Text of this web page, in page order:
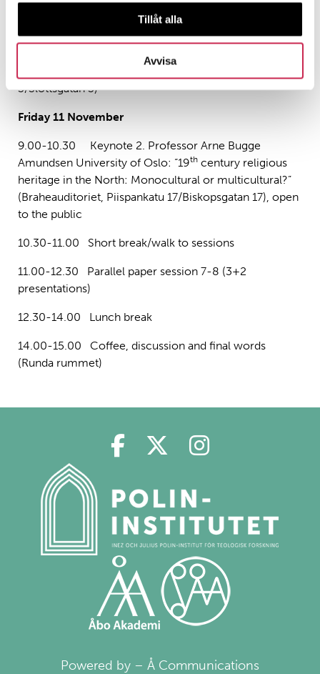
Tillåt alla
Avvisa
17.30-19.00 Optional visit at the Holy Ghost Chapel
(Linnankatu 3/Slottsgatan 3)
3/Slottsgatan 3)
Friday 11 November
9.00-10.30 Keynote 2. Professor Arne Bugge
Amundsen University of Oslo: “19th century religious
heritage in the North: Monocultural or multicultural?”
(Braheauditoriet, Piispankatu 17/Biskopsgatan 17), open
to the public
10.30-11.00 Short break/walk to sessions
11.00-12.30 Parallel paper session 7-8 (3+2
presentations)
12.30-14.00 Lunch break
14.00-15.00 Coffee, discussion and final words
(Runda rummet)
Powered by – Å Communications